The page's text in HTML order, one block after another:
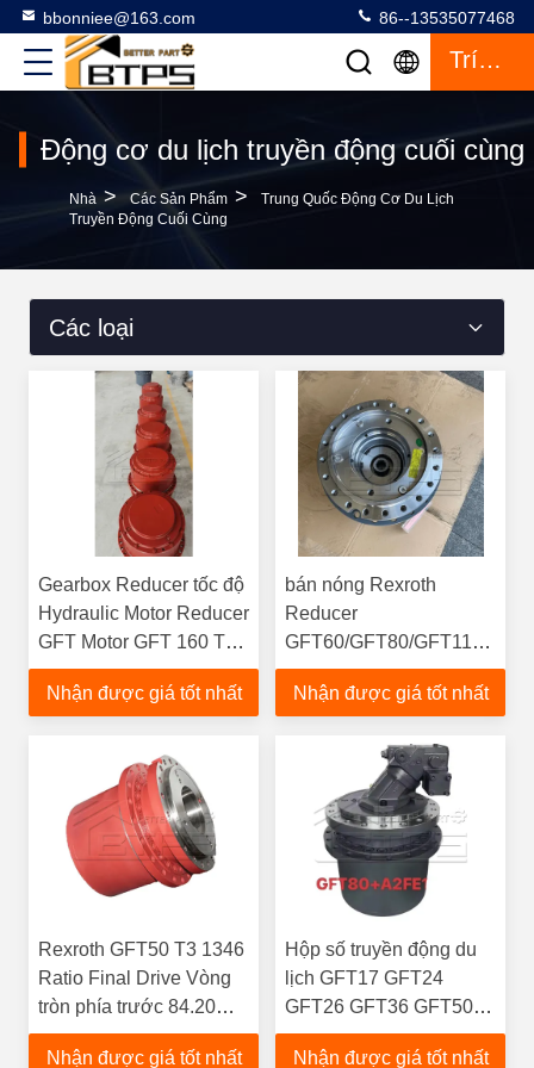
bbonniee@163.com 86--13535077468
Trích Dẫn
Động cơ du lịch truyền động cuối cùng
Nhà > Các Sản Phẩm >
Trung Quốc Động Cơ Du Lịch
Truyền Động Cuối Cùng
Các loại
Gearbox Reducer tốc độ
Hydraulic Motor Reducer
GFT Motor GFT 160 T3
1086 GFT 160 T3 1086
Gearbox Final Drive
Nhận được giá tốt nhất
bán nóng Rexroth
Reducer
GFT60/GFT80/GFT110
Track Drive Gear
Reducer Gearbox cho
Nhận được giá tốt nhất
Rexroth GFT50 T3 1346
Ratio Final Drive Vòng
tròn phía trước 84.20
CNR01255622 HAMM
3520 Vòng tròn Đĩa máy
Nhận được giá tốt nhất
Hộp số truyền động du
lịch GFT17 GFT24
GFT26 GFT36 GFT50
GFT60 GFT80 GFT110
GFT160 GFT Hộp số
Nhận được giá tốt nhất